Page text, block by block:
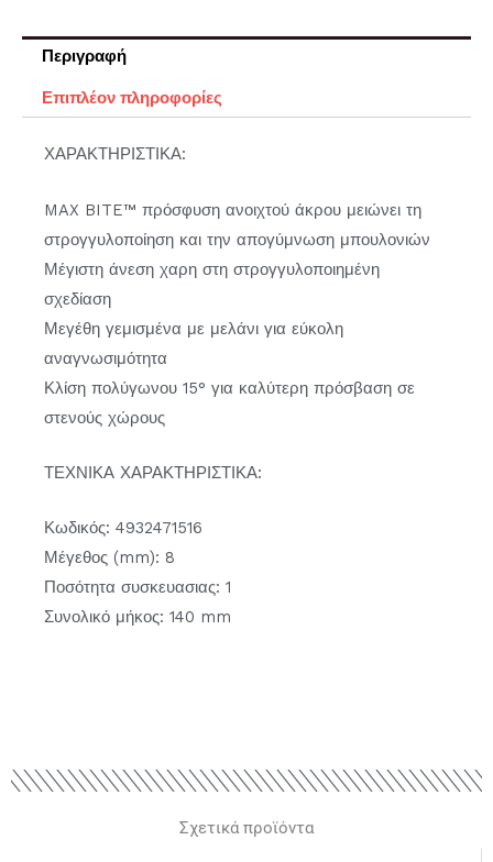
Περιγραφή
Επιπλέον πληροφορίες
ΧΑΡΑΚΤΗΡΙΣΤΙΚΑ:
MAX BITE™ πρόσφυση ανοιχτού άκρου μειώνει τη
στρογγυλοποίηση και την απογύμνωση μπουλονιών
Μέγιστη άνεση χαρη στη στρογγυλοποιημένη
σχεδίαση
Μεγέθη γεμισμένα με μελάνι για εύκολη
αναγνωσιμότητα
Κλίση πολύγωνου 15° για καλύτερη πρόσβαση σε
στενούς χώρους
ΤΕΧΝΙΚΑ ΧΑΡΑΚΤΗΡΙΣΤΙΚΑ:
Κωδικός: 4932471516
Μέγεθος (mm): 8
Ποσότητα συσκευασιας: 1
Συνολικό μήκος: 140 mm
Σχετικά προϊόντα